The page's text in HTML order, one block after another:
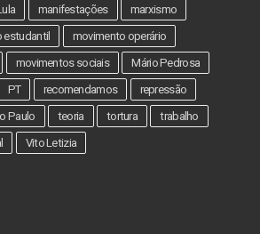
manifestações
marxismo
estudantil
movimento operário
movimentos sociais
Mário Pedrosa
PT recomendamos
repressão
Paulo teoria tortura
trabalho
Vito Letizia